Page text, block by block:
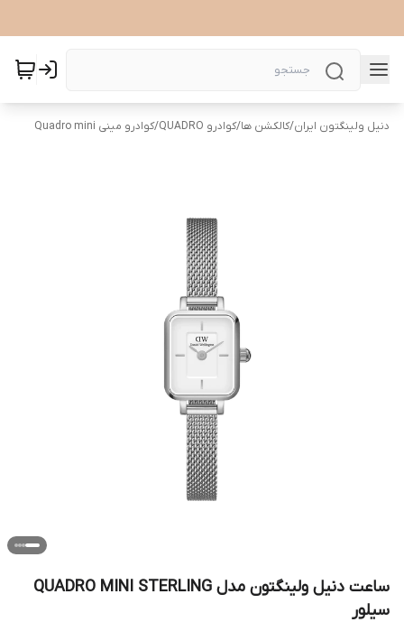
دنیل ولینگتون ایران/کالکشن ها/کوادرو QUADRO /کوادرو مینی Quadro mini
ساعت دنیل ولینگتون مدل QUADRO MINI STERLING
سیلور